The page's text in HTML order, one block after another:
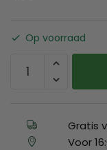
Op voorraad
Gratis
Voor